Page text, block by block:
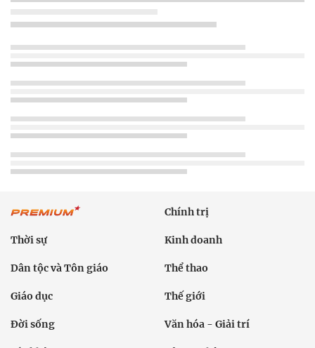
Chính trị
Thời sự Kinh doanh
Dân tộc và Tôn giáo Thể thao
Giáo dục Thế giới
Đời sống Văn hóa - Giải trí